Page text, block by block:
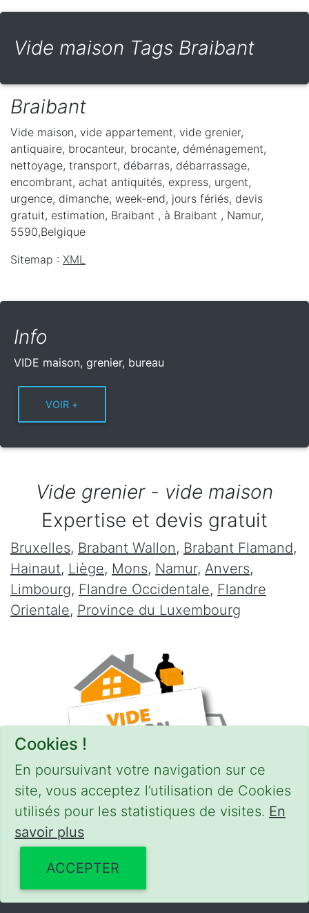
Cookies !
En poursuivant votre navigation sur ce
site, vous acceptez l’utilisation de Cookies
utilisés pour les statistiques de visites. En
savoir plus
ACCEPTER
Vide maison Tags Braibant
Braibant
Vide maison, vide appartement, vide grenier,
antiquaire, brocanteur, brocante, déménagement,
nettoyage, transport, débarras, débarrassage,
encombrant, achat antiquités, express, urgent,
urgence, dimanche, week-end, jours fériés, devis
gratuit, estimation, Braibant , à Braibant , Namur,
5590,Belgique
Sitemap : XML
Info
VIDE maison, grenier, bureau
Vide grenier - vide maison
Expertise et devis gratuit
Bruxelles, Brabant Wallon, Brabant Flamand,
Hainaut, Liège, Mons, Namur, Anvers,
Limbourg, Flandre Occidentale, Flandre
Orientale, Province du Luxembourg
CONDITIONS-
Powered by Euro Web Page